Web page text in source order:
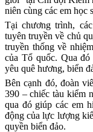
niên cùng các em học
Tại chương trình,
tuyên truyền về chủ
truyền thống về
của Tổ quốc. Qua
yêu quê hương, biển
Bên cạnh đó, đoàn
390 – chiếc tàu kiểm
qua đó giúp các em
động của lực lượng
quyền biển đảo.